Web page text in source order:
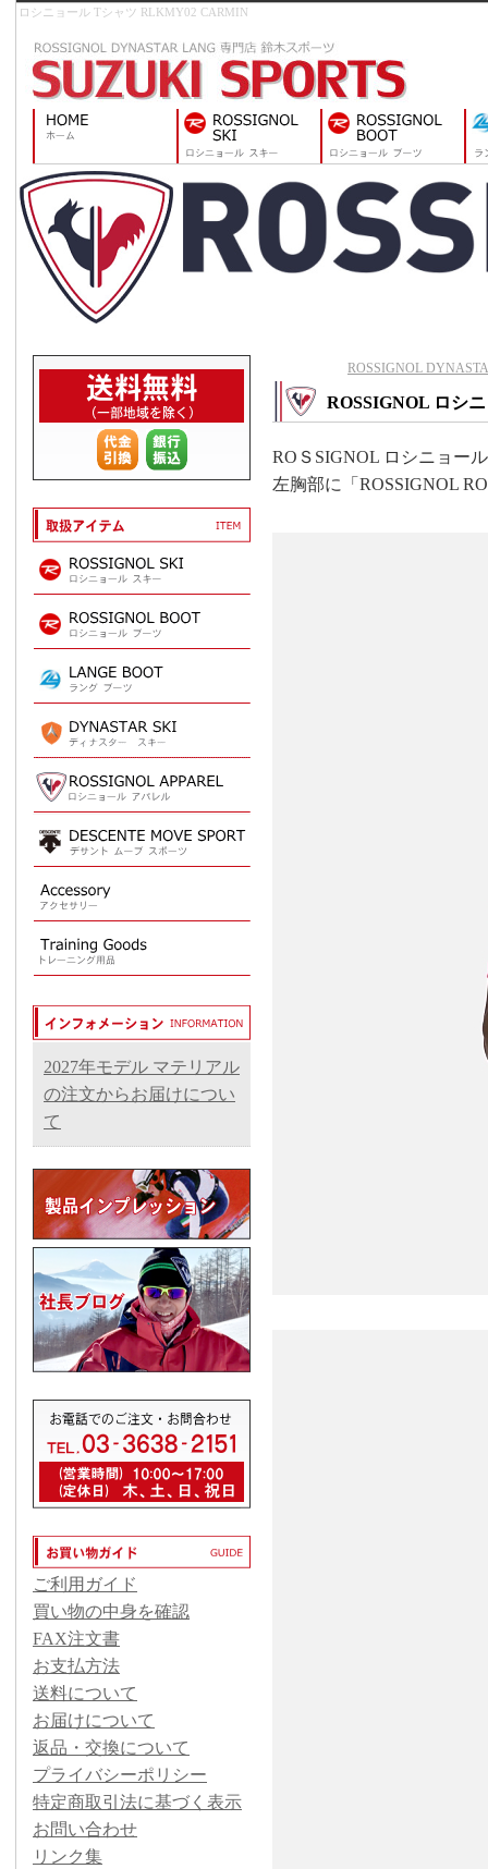
ロシニョール Tシャツ RLKMY02 CARMIN
ROSSIGNOL
ROSSIGNOL ロシ
ROＳSIGNOL ロシニョー
左胸部に「ROSSIGNOL
2027年モデル マテリアル
の注文からお届けについ
て
ご利用ガイド
買い物の中身を確認
FAX注文書
お支払方法
送料について
お届けについて
返品・交換について
プライバシーポリシー
特定商取引法に基づく表示
お問い合わせ
リンク集